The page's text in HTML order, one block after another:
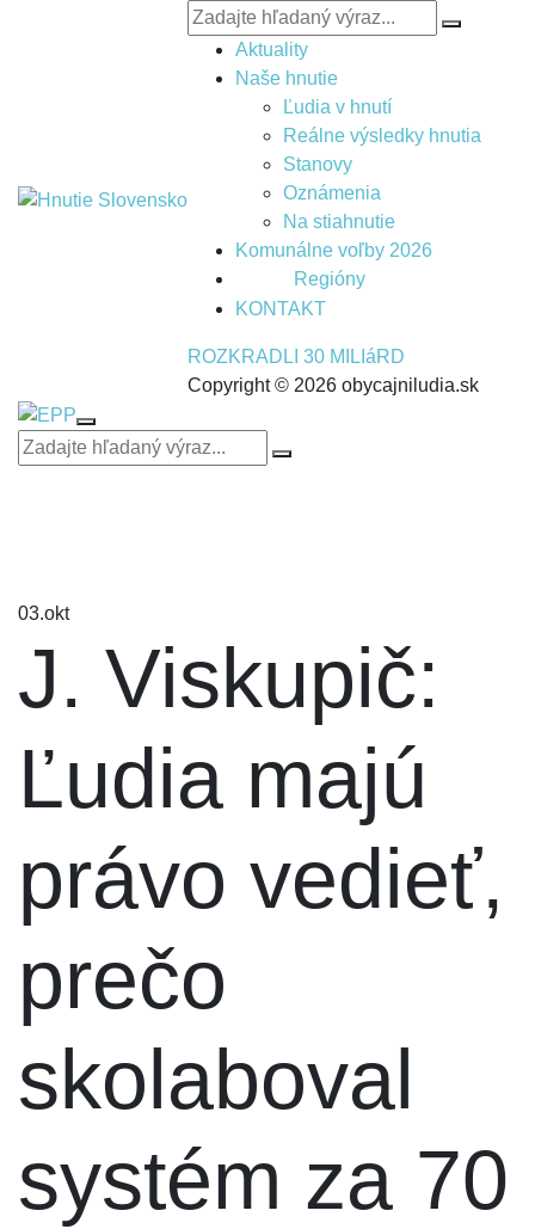
Aktuality
Naše hnutie
Ľudia v hnutí
Reálne výsledky hnutia
Stanovy
Oznámenia
Na stiahnutie
Komunálne voľby 2026
Regióny
KONTAKT
ROZKRADLI 30 MILIáRD
Copyright © 2026 obycajniludia.sk
03.okt
J. Viskupič:
Ľudia majú
právo vedieť,
prečo
skolaboval
systém za 70